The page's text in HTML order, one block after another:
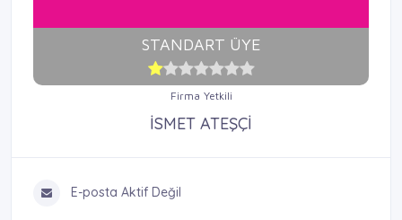
STANDART ÜYE
Firma Yetkili
İSMET ATEŞÇİ
E-posta Aktif Değil